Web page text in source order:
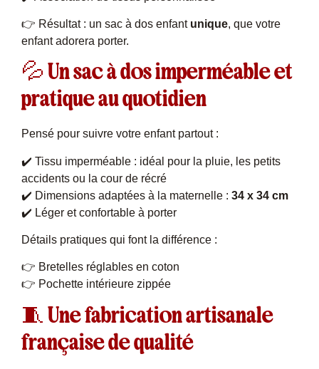
👉 Résultat : un sac à dos enfant unique, que votre
enfant adorera porter.
💦 Un sac à dos imperméable et
pratique au quotidien
Pensé pour suivre votre enfant partout :
✔️ Tissu imperméable : idéal pour la pluie, les petits
accidents ou la cour de récré
✔️ Dimensions adaptées à la maternelle : 34 x 34 cm
✔️ Léger et confortable à porter
Détails pratiques qui font la différence :
👉 Bretelles réglables en coton
👉 Pochette intérieure zippée
🧵 Une fabrication artisanale
française de qualité